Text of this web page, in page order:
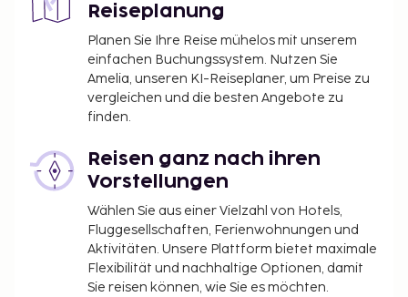
Reiseplanung
Planen Sie Ihre Reise mühelos mit unserem
einfachen Buchungssystem. Nutzen Sie
Amelia, unseren KI-Reiseplaner, um Preise zu
vergleichen und die besten Angebote zu
finden.
Reisen ganz nach ihren
Vorstellungen
Wählen Sie aus einer Vielzahl von Hotels,
Fluggesellschaften, Ferienwohnungen und
Aktivitäten. Unsere Plattform bietet maximale
Flexibilität und nachhaltige Optionen, damit
Sie reisen können, wie Sie es möchten.